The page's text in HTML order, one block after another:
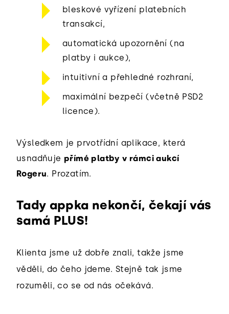
bleskové vyřízení platebních
transakcí,
automatická upozornění (na
platby i aukce),
intuitivní a přehledné rozhraní,
maximální bezpečí (včetně PSD2
licence).
Výsledkem je prvotřídní aplikace, která
usnadňuje přímé platby v rámci aukcí
Rogeru. Prozatím.
Tady appka nekončí, čekají vás
samá PLUS!
Klienta jsme už dobře znali, takže jsme
věděli, do čeho jdeme. Stejně tak jsme
rozuměli, co se od nás očekává.